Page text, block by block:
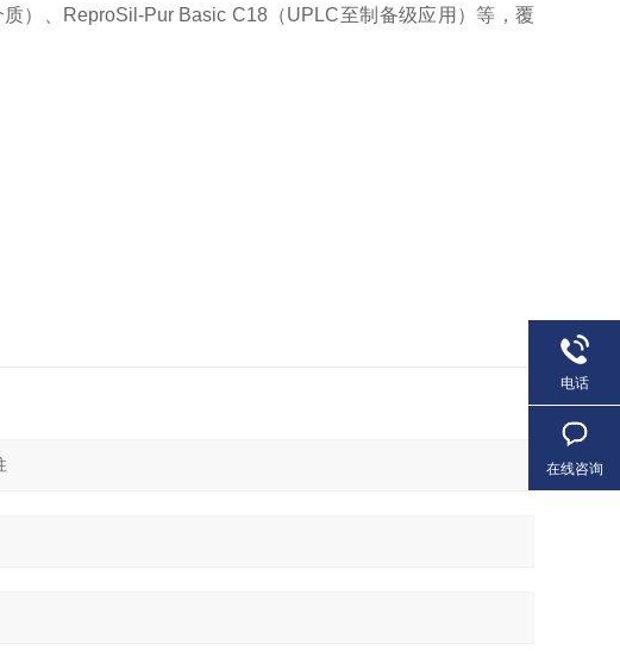
）、ReproSil-Pur Basic C18（UPLC至制备级应用）等，覆
电话
在线咨询